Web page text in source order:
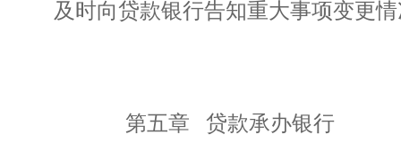
及时向贷款银行告知重大事项变更
第五章 贷款承办银行